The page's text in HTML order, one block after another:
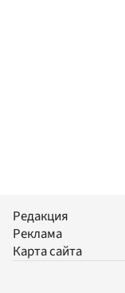
Редакция
Реклама
Карта сайта